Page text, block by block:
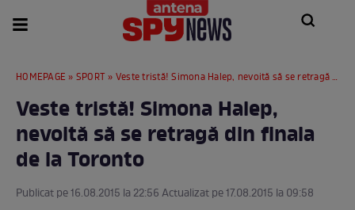
HOMEPAGE » SPORT » Veste tristă! Simona Halep, nevoită să se retragă din finala de la Toronto
Veste tristă! Simona Halep,
nevoită să se retragă din finala
de la Toronto
Publicat pe 16.08.2015 la 22:56 Actualizat pe 17.08.2015 la 09:58